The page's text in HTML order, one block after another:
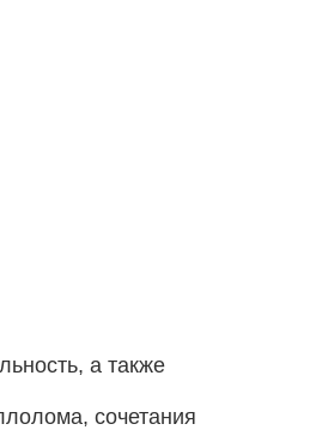
а также
сочетания